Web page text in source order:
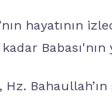
hayatının
Hz.